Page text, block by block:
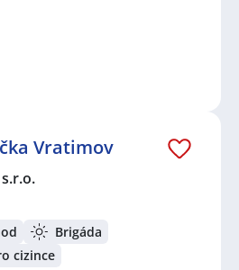
Vratimov
Brigáda
cizince